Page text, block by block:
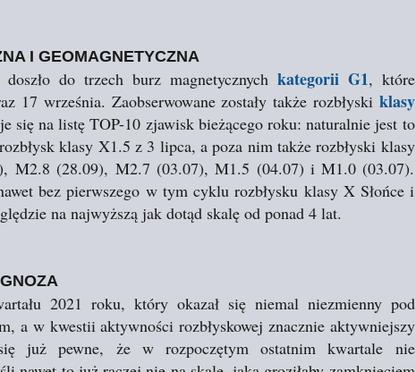
I GEOMAGNETYCZNA
do trzech burz magnetycznych kategorii G1, które
17 września. Zaobserwowane zostały także rozbłyski klasy
się na listę TOP-10 zjawisk bieżącego roku: naturalnie jest to
klasy X1.5 z 3 lipca, a poza nim także rozbłyski klasy
M2.8 (28.09), M2.7 (03.07), M1.5 (04.07) i M1.0 (03.07).
bez pierwszego w tym cyklu rozbłysku klasy X Słońce i
na najwyższą jak dotąd skalę od ponad 4 lat.
2021 roku, który okazał się niemal niezmienny pod
a w kwestii aktywności rozbłyskowej znacznie aktywniejszy
już pewne, że w rozpoczętym ostatnim kwartale nie